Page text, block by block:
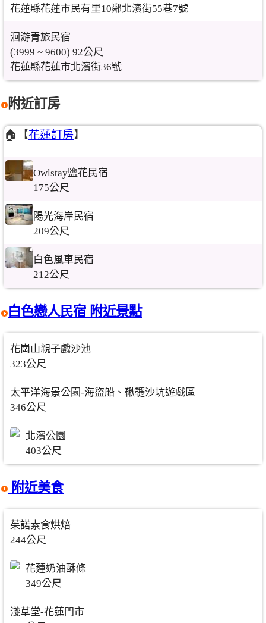
花蓮縣花蓮市民有里10鄰北濱街55巷7號
洄游青旅民宿
(3999 ~ 9600) 92公尺
花蓮縣花蓮市北濱街36號
附近訂房
🏠【花蓮訂房】
Owlstay鹽花民宿
175公尺
陽光海岸民宿
209公尺
白色風車民宿
212公尺
白色戀人民宿 附近景點
花崗山親子戲沙池
323公尺
太平洋海景公園-海盜船、鞦韆沙坑遊戲區
346公尺
北濱公園
403公尺
附近美食
茱諾素食烘焙
244公尺
花蓮奶油酥條
349公尺
淺草堂-花蓮門市